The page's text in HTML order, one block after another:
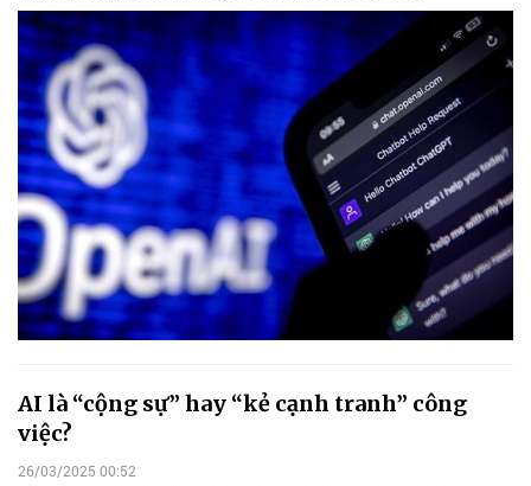
AI là “cộng sự” hay “kẻ cạnh tranh” công
việc?
26/03/2025 00:52